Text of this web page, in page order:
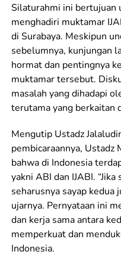
Silaturahmi ini bertujuan
menghadiri muktamar
di Surabaya. Meskipun
sebelumnya, kunjungan
hormat dan pentingnya
muktamar tersebut.
masalah yang dihadapi
terutama yang berkaitan
Mengutip Ustadz
pembicaraannya, Ustadz
bahwa di Indonesia
yakni ABI dan IJABI.
seharusnya sayap kedua
ujarnya. Pernyataan ini
dan kerja sama antara
memperkuat dan
Indonesia.